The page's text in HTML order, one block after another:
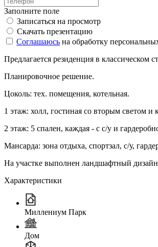
Заполните поле
Записаться на просмотр
Скачать презентацию
Соглашаюсь на обработку
Предлагается резиденция в
Планировочное решение.
Цоколь: тех. помещения, котельная.
1 этаж: холл, гостиная со вторым светом и
2 этаж: 5 спален, каждая - с с/у и
Мансарда: зона отдыха, спортзал, с/у,
На участке выполнен ландшафтный
Характеристики
Миллениум Парк
Дом